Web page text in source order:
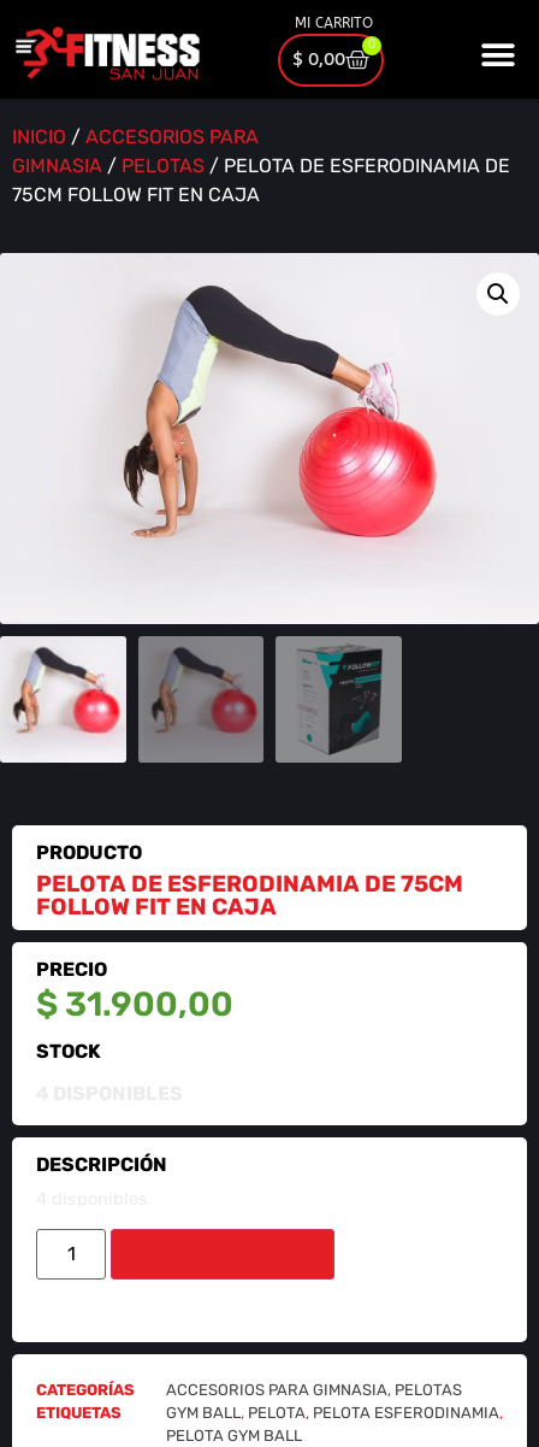
MI CARRITO
$ 0,00
0
INICIO / ACCESORIOS PARA
GIMNASIA / PELOTAS / PELOTA DE ESFERODINAMIA DE
75CM FOLLOW FIT EN CAJA
PRODUCTO
PELOTA DE ESFERODINAMIA DE 75CM
FOLLOW FIT EN CAJA
PRECIO
$ 31.900,00
STOCK
DESCRIPCIÓN
CATEGORÍAS ACCESORIOS PARA GIMNASIA, PELOTAS
ETIQUETAS
GYM BALL, PELOTA, PELOTA ESFERODINAMIA,
PELOTA GYM BALL